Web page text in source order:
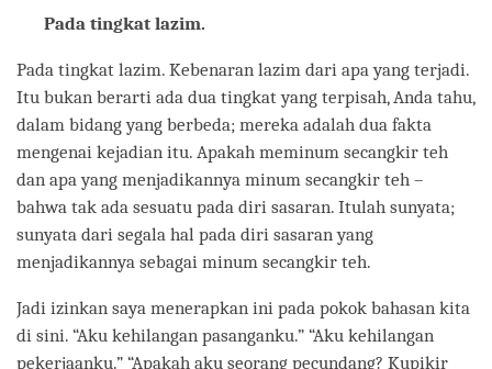
Pada tingkat lazim.
Pada tingkat lazim. Kebenaran lazim dari apa yang terjadi.
Itu bukan berarti ada dua tingkat yang terpisah, Anda tahu,
dalam bidang yang berbeda; mereka adalah dua fakta
mengenai kejadian itu. Apakah meminum secangkir teh
dan apa yang menjadikannya minum secangkir teh –
bahwa tak ada sesuatu pada diri sasaran. Itulah sunyata;
sunyata dari segala hal pada diri sasaran yang
menjadikannya sebagai minum secangkir teh.
Jadi izinkan saya menerapkan ini pada pokok bahasan kita
di sini. “Aku kehilangan pasanganku.” “Aku kehilangan
pekerjaanku.” “Apakah aku seorang pecundang? Kupikir